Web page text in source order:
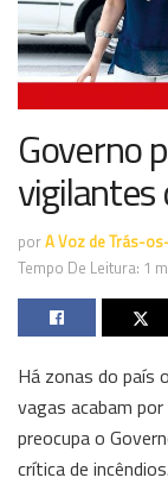
Governo
vigilantes
porA Voz de Trás-
Tempo De Leitura: 1
Há zonas do país
vagas acabam
preocupa o
crítica de incêndios.